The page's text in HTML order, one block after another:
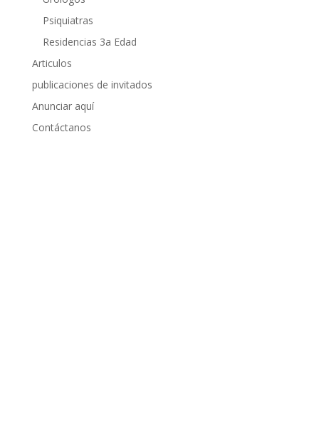
Psiquiatras
Residencias 3a Edad
Articulos
publicaciones de invitados
Anunciar aquí
Contáctanos